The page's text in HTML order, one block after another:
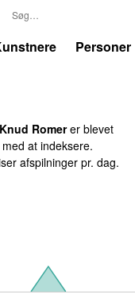
Personer
Knud Romerer blevet
at indeksere.
afspilninger pr. dag.